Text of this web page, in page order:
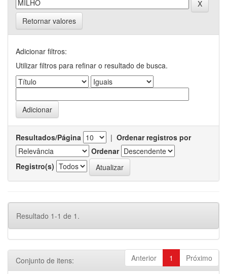
Retornar valores
Adicionar filtros:
Utilizar filtros para refinar o resultado de busca.
Resultados/Página | Ordenar registros por
Ordenar
Registro(s)
Resultado 1-1 de 1.
Anterior 1 Próximo
Conjunto de itens: